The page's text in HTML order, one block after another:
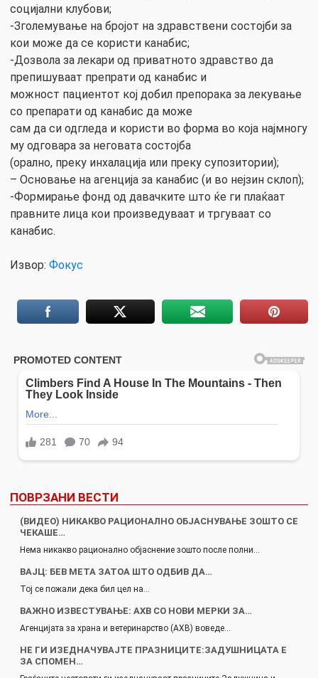
социјални клубови;
-Зголемување на бројот на здравствени состојби за
кои може да се користи канабис;
-Дозвола за лекари од приватното здравство да
препишуваат препрати од канабис и
можност пациентот кој добил препорака за лекување
со препарати од канабис да може
сам да си одгледа и користи во форма во која најмногу
му одговара за неговата состојба
(орално, преку инхалација или преку супозитории);
– Основање на агенција за канабис (и во нејзин склоп);
-Формирање фонд од давачките што ќе ги плаќаат
правните лица кои произведуваат и тргуваат со
канабис.
Извор: Фокус
ПОВРЗАНИ ВЕСТИ
(ВИДЕО) НИКАКВО РАЦИОНАЛНО ОБЈАСНУВАЊЕ ЗОШТО СЕ
ЧЕКАШЕ…
Нема никакво рационално објаснение зошто после полни…
ВАЈЦ: БЕВ МЕТА ЗАТОА ШТО ОДБИВ ДА…
Тој се пожали дека бил цел на…
ВАЖНО ИЗВЕСТУВАЊЕ: АХВ СО НОВИ МЕРКИ ЗА…
Агенцијата за храна и ветеринарство (АХВ) воведе…
НЕ ГИ ИЗЕДНАЧУВАЈТЕ ПРАЗНИЦИТЕ:ЗАДУШНИЦАТА Е
ЗА СПОМЕН…